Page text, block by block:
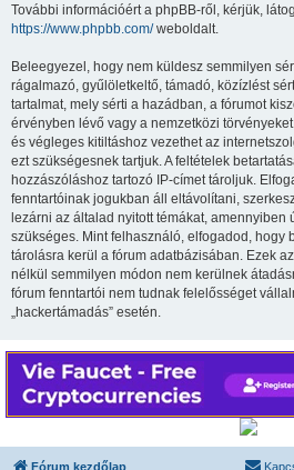
További információért a phpBB-ről, kérjük,
https://www.phpbb.com/weboldalt.
Beleegyezel, hogy nem küldesz semmilyen
rágalmazó, gyűlöletkeltő, támadó, közízlést
tartalmat, mely sérti a hazádban, a fórumot
érvényben lévő vagy a nemzetközi
és végleges kitiltáshoz vezethet az
ezt szükségesnek tartjuk. A feltételek
hozzászóláshoz tartozó IP-címet tároljuk.
fenntartóinak jogukban áll eltávolítani,
lezárni az általad nyitott témákat, amennyiben
szükséges. Mint felhasználó, elfogadod, hogy
tárolásra kerül a fórum adatbázisában. Ezek
nélkül semmilyen módon nem kerülnek
fórum fenntartói nem tudnak felelősséget
„hackertámadás” esetén.
Fórum kezdőlap